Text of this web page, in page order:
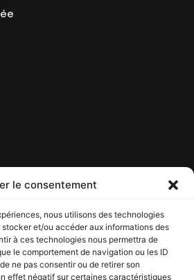
le consentement
nous utilisons des technologies
et/ou accéder aux informations des
à ces technologies nous permettra de
le comportement de navigation ou les ID
ne pas consentir ou de retirer son
effet négatif sur certaines caractéristiques
Kirkland, Québec, H9J 2L1